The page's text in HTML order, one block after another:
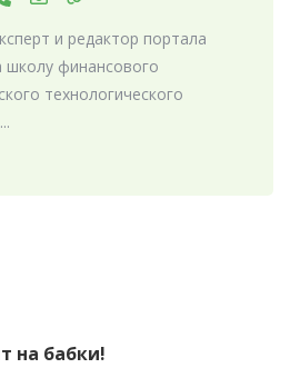
и редактор портала
школу финансового
технологического
на бабки!